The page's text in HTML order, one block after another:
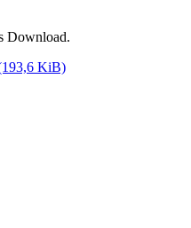
Download.
KiB)